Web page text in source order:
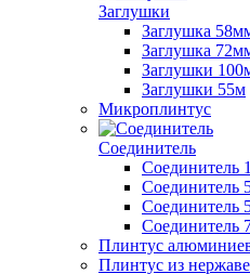
Заглушки
Заглушка
Заглушка
Заглушки
Заглушки 55м
Микроплинтус
Соединитель
Соединитель
Соединитель
Соединитель
Соединитель
Плинтус
Плинтус из